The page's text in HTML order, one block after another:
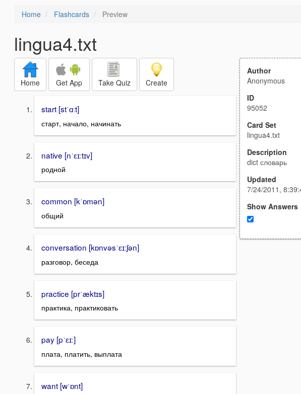
Home Flashcards Preview
lingua4.txt
Home Get App Take Quiz Create
start [stˈɑːt]
старт, начало, начинать
native [nˈɛɪːtɪv]
родной
common [kˈɒmən]
общий
conversation [kɒnvəsˈɛɪːʃən]
разговор, беседа
practice [prˈæktɪs]
практика, практиковать
pay [pˈɛɪː]
плата, платить, выплата
want [wˈɒnt]
Author
Anonymous
ID
95052
Card Set
lingua4.txt
Description
dict словарь
Updated
7/24/2011,
Show Answers